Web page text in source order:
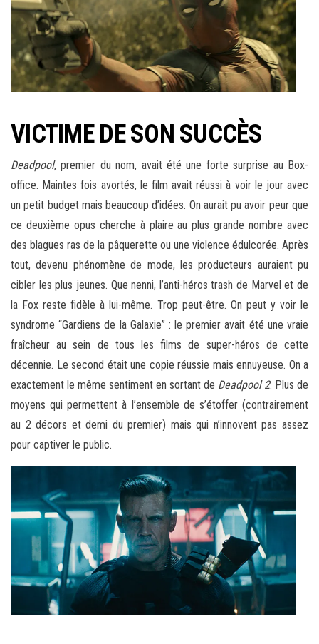
VICTIME DE SON SUCCÈS
Deadpool, premier du nom, avait été une forte surprise au Box-
office. Maintes fois avortés, le film avait réussi à voir le jour avec
un petit budget mais beaucoup d’idées. On aurait pu avoir peur que
ce deuxième opus cherche à plaire au plus grande nombre avec
des blagues ras de la pâquerette ou une violence édulcorée. Après
tout, devenu phénomène de mode, les producteurs auraient pu
cibler les plus jeunes. Que nenni, l’anti-héros trash de Marvel et de
la Fox reste fidèle à lui-même. Trop peut-être. On peut y voir le
syndrome “Gardiens de la Galaxie” : le premier avait été une vraie
fraîcheur au sein de tous les films de super-héros de cette
décennie. Le second était une copie réussie mais ennuyeuse. On a
exactement le même sentiment en sortant de Deadpool 2. Plus de
moyens qui permettent à l’ensemble de s’étoffer (contrairement
au 2 décors et demi du premier) mais qui n’innovent pas assez
pour captiver le public.